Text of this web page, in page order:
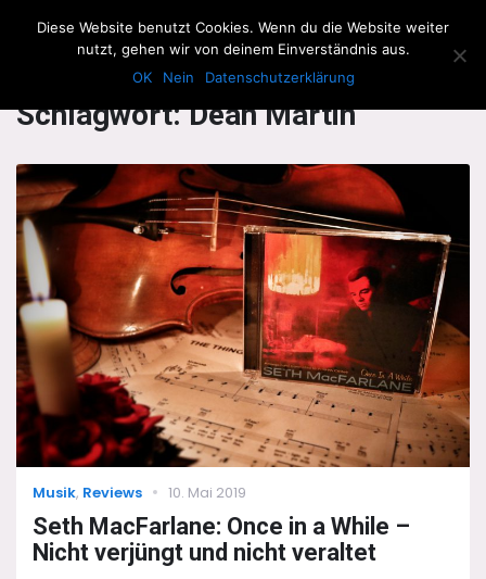
The Howling Men
Schlagwort:Dean Martin
Categories
Musik, Reviews
Posted
10. Mai 2019
Seth MacFarlane: Once in a While –
Nicht verjüngt und nicht veraltet
Diese Website benutzt Cookies. Wenn du die Website weiter
nutzt, gehen wir von deinem Einverständnis aus.
OK
Nein Datenschutzerklärung